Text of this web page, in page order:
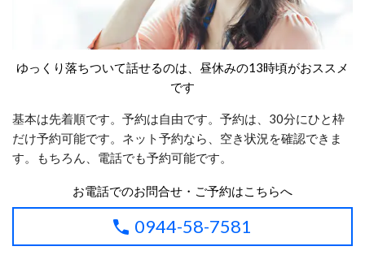
ゆっくり落ちついて話せるのは、昼休みの13時頃がおススメ
です
基本は先着順です。予約は自由です。予約は、30分にひと枠
だけ予約可能です。ネット予約なら、空き状況を確認できま
す。もちろん、電話でも予約可能です。
お電話でのお問合せ・ご予約はこちらへ
0944-58-7581